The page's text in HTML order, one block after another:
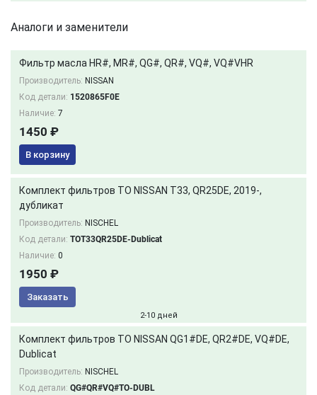
Аналоги и заменители
Фильтр масла HR#, MR#, QG#, QR#, VQ#, VQ#VHR
Производитель: NISSAN
Код детали: 1520865F0E
Наличие: 7
1450 ₽
В корзину
Комплект фильтров ТО NISSAN T33, QR25DE, 2019-,
дубликат
Производитель: NISCHEL
Код детали: TOT33QR25DE-Dublicat
Наличие: 0
1950 ₽
Заказать
2-10 дней
Комплект фильтров ТО NISSAN QG1#DE, QR2#DE, VQ#DE,
Dublicat
Производитель: NISCHEL
Код детали: QG#QR#VQ#ТО-DUBL